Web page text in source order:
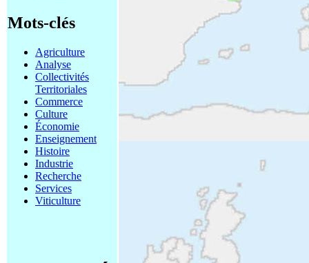
Mots-clés
Agriculture
Analyse
Collectivités
Territoriales
Commerce
Culture
Économie
Enseignement
Histoire
Industrie
Recherche
Services
Viticulture